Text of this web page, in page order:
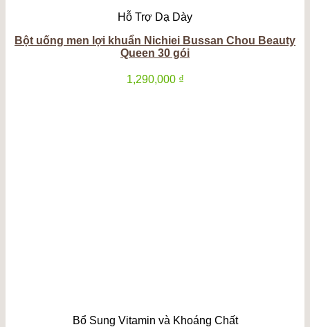
Hỗ Trợ Dạ Dày
Bột uống men lợi khuẩn Nichiei Bussan Chou Beauty
Queen 30 gói
1,290,000 ₫
Bổ Sung Vitamin và Khoáng Chất